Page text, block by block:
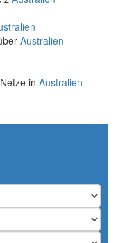
Australien
in Australien